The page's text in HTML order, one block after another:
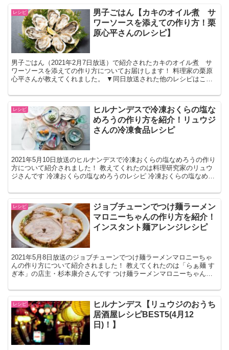
レシピ
男子ごはん【カキのオイル煮 サ
ワーソースを添えての作り方！栗
原心平さんのレシピ】
男子ごはん（2021年2月7日放送）で紹介されたカキのオイル煮 サ
ワーソースを添えての作り方についてお届けします！ 料理家の栗原
心平さんが教えてくれました。 ▼同日放送された他のレシピはこち
レシピ
ヒルナンデスで冷凍おくらの塩な
めろうの作り方を紹介！リュウジ
さんの冷凍食品レシピ
2021年5月10日放送のヒルナンデスで冷凍おくらの塩なめろうの作り
方について紹介されました！ 教えてくれたのは料理研究家のリュウ
ジさんです 冷凍おくらの塩なめろうのレシピ 冷凍おくらの塩なめろ
レシピ
ジョブチューンでつけ麺ラーメン
マロニーちゃんの作り方を紹介！
インスタント麺アレンジレシピ
2021年5月8日放送のジョブチューンでつけ麺ラーメンマロニーちゃ
んの作り方について紹介されました！ 教えてくれたのは「らぁ麺 す
ぎ本」の店主・杉本康介さんです つけ麺ラーメンマロニーちゃんの
レシピ
ヒルナンデス【リュウジのおうち
居酒屋レシピBEST5(4月12
日)！】